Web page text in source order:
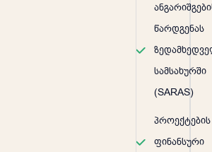
წარდგენას
სამსახურში
(SARAS)
პროექტების
ფინანსური